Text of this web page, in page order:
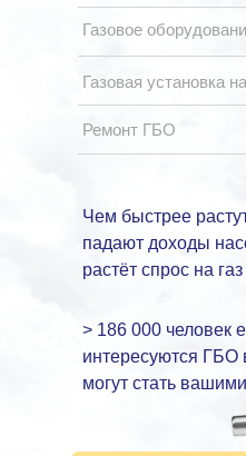
Чем быстрее
падают доходы
растёт спрос на газ
> 186 000 человек
интересуются ГБО
могут стать
Газовое
Газовая установка
Ремонт ГБО